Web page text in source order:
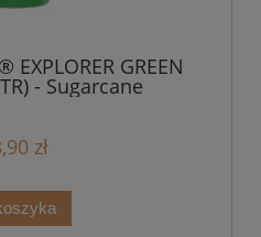
EXPLORER GREEN
- Sugarcane
zł